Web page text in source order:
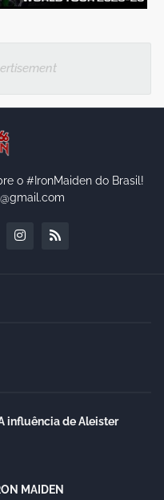
o #IronMaiden do Brasil!
influência de Aleister
MAIDEN